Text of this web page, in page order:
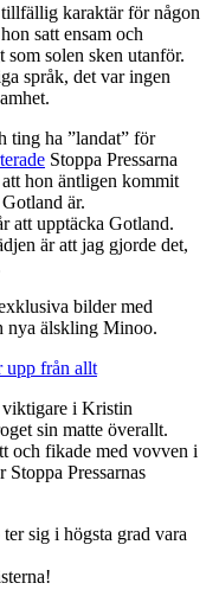
karaktär för någon
satt ensam och
solen sken utanför.
språk, det var ingen
ting ha ”landat” för
Stoppa Pressarna
hon äntligen kommit
är.
att upptäcka Gotland.
är att jag gjorde det,
bilder med
nya älskling Minoo.
upp från allt
i Kristin
sin matte överallt.
och fikade med vovven i
Stoppa Pressarnas
sig i högsta grad vara